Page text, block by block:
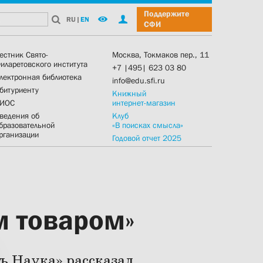
RU | EN
Поддержите
СФИ
Свято-
института
библиотека
об
Москва, Токмаков пер., 11
+7 |495| 623 03 80
info@edu.sfi.ru
Книжный
интернет-магазин
Клуб
«В поисках смысла»
Годовой отчет 2025
товаром»